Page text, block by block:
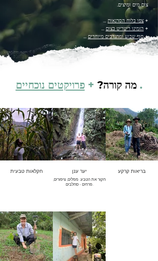
צום מים ומיצים.
+ צפו בלוח הסדנאות ...
+ הזמינו ריטריט בצום ...
+סוף שבוע ומתנדבים מיוחדים...
מה קורה? +פרויקטים נוכחיים .
חקלאות טבעית יער ענן
חקור את הטבע. מפלים, ציפורים,
פרחים - סחלבים.
בריאות קרקע